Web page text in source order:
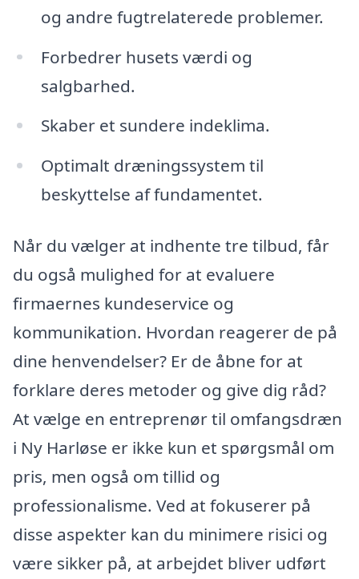
og andre fugtrelaterede problemer.
Forbedrer husets værdi og
salgbarhed.
Skaber et sundere indeklima.
Optimalt dræningssystem til
beskyttelse af fundamentet.
Når du vælger at indhente tre tilbud, får
du også mulighed for at evaluere
firmaernes kundeservice og
kommunikation. Hvordan reagerer de på
dine henvendelser? Er de åbne for at
forklare deres metoder og give dig råd?
At vælge en entreprenør til omfangsdræn
i Ny Harløse er ikke kun et spørgsmål om
pris, men også om tillid og
professionalisme. Ved at fokuserer på
disse aspekter kan du minimere risici og
være sikker på, at arbejdet bliver udført